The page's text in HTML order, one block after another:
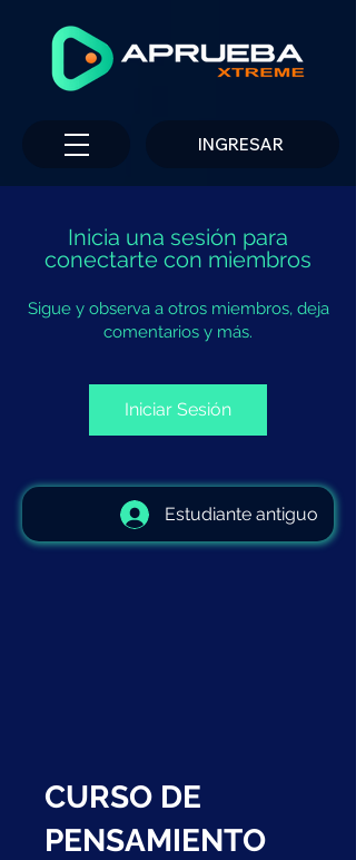
INGRESAR
Inicia una sesión para
conectarte con miembros
Sigue y observa a otros miembros, deja
comentarios y más.
Iniciar Sesión
Estudiante antiguo
CURSO DE
PENSAMIENTO